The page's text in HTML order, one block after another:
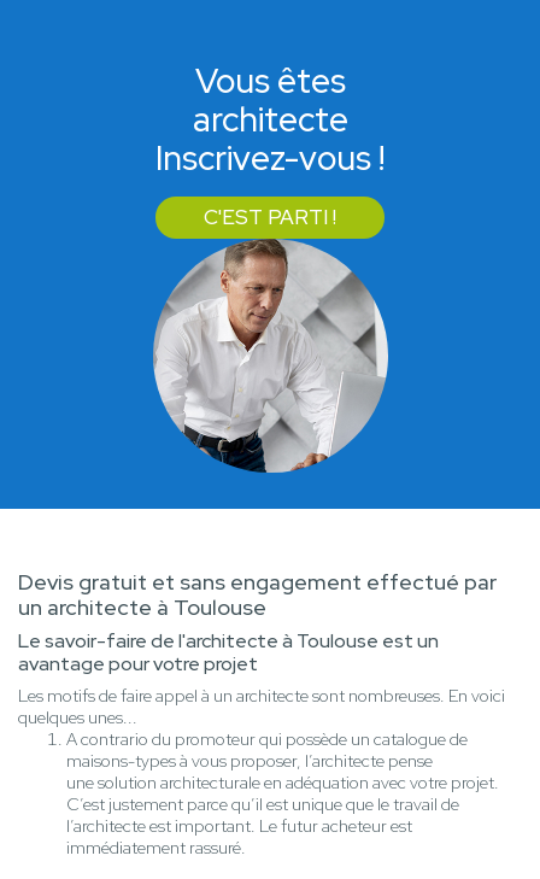
Vous êtes
architecte
Inscrivez-vous !
C'EST PARTI !
Devis gratuit et sans engagement effectué par
un architecte à Toulouse
Le savoir-faire de l'architecte à Toulouse est un
avantage pour votre projet
Les motifs de faire appel à un architecte sont nombreuses. En voici
quelques unes...
A contrario du promoteur qui possède un catalogue de
maisons-types à vous proposer, l’architecte pense
une solution architecturale en adéquation avec votre projet.
C’est justement parce qu’il est unique que le travail de
l’architecte est important. Le futur acheteur est
immédiatement rassuré.